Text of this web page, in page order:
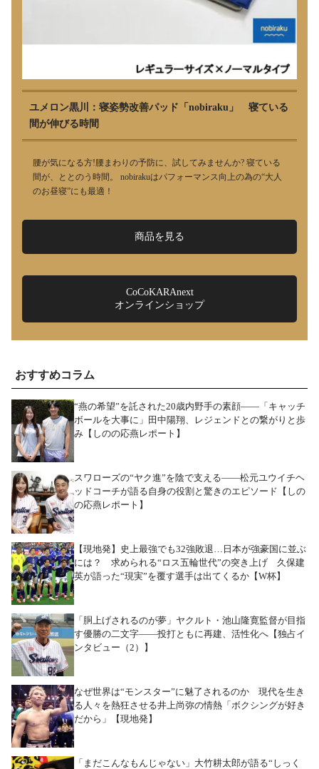
ユメロン黒川：寝姿勢改善パッド「nobiraku」 寝ている
間が伸びる時間
腰が気になる方!腰まわりの予防に、試してみませんか? 寝ている
間が、ととのう時間。 nobirakuはパフォーマンス向上の為の“大人
のお昼寝”にも最適！
商品を見る
CoCoKARAnext
オンラインショップ
おすすめコラム
“燕の希望”を託された20歳内野手の素顔――「キャッチ
ボールを大事に」田中陽翔、レジェンドとの繋がりと歩
み【しのの応燕レポート】
スワローズの“ヤク進”を陰で支える――松元ユウイチヘ
ッドコーチが語る自身の役割と驚きのエピソード【しの
の応燕レポート】
【現地発】史上最強でも32強敗退…日本が強豪国に並ぶ
には？ 求められる“ロス五輪世代”の突き上げ 久保建
英が語った“現実”を覆す選手は出てくるか【W杯】
「胴上げされるのが夢」ヤクルト・池山隆寛監督が目指
す優勝の二文字――投打ともに再建、活性化へ【独占イ
ンタビュー（2）】
なぜ世界は“モンスター”に魅了されるのか 現代を生き
る人々を熱狂させる井上尚弥の情熱「ボクシングが好き
だから」【現地発】
「まだこんなもんじゃない」大竹耕太郎が語る“しっく